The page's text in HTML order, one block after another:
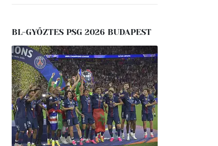
BL-GYŐZTES PSG 2026 BUDAPEST